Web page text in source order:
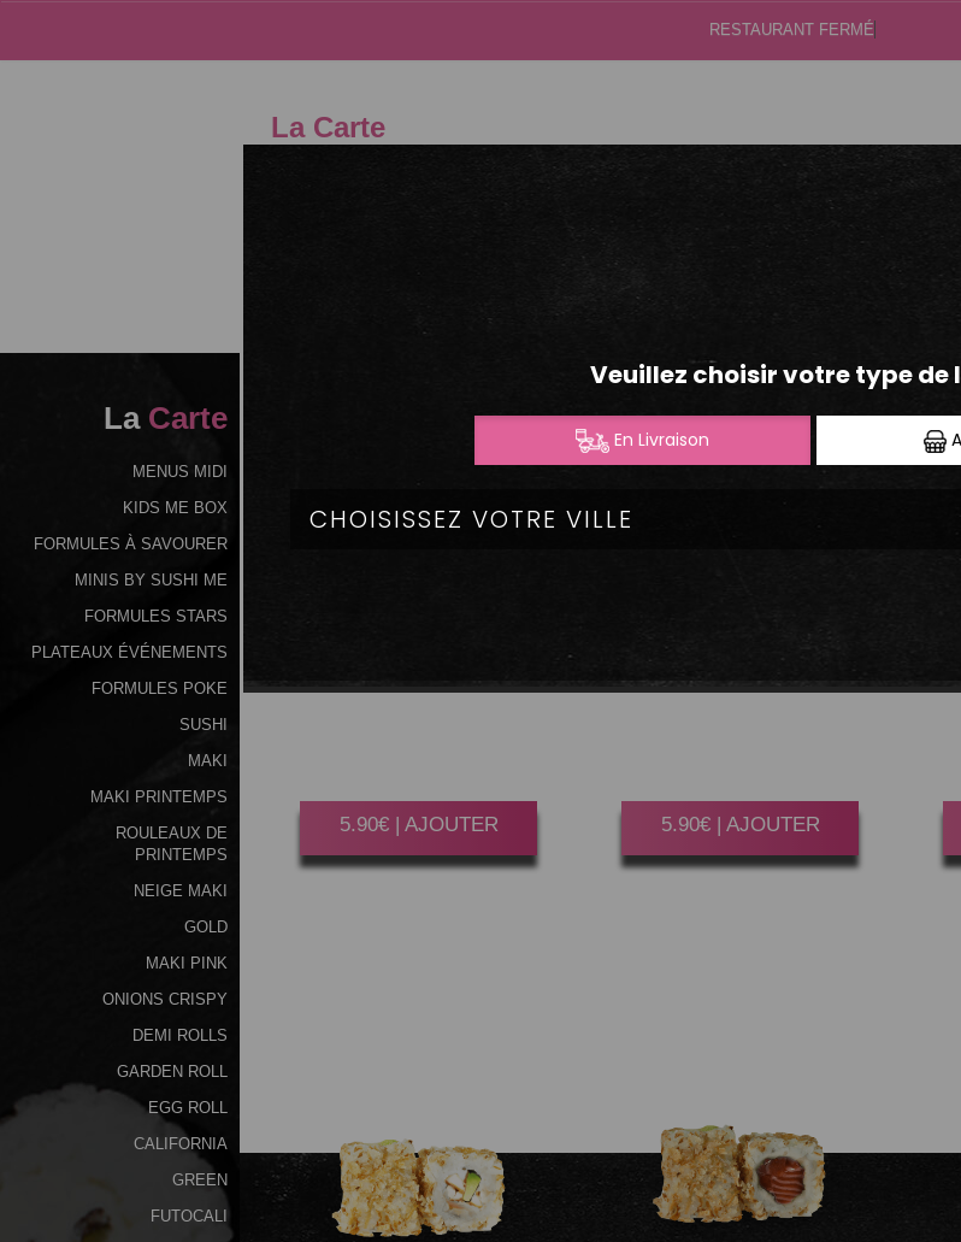
e
La Carte
La Carte
MENUS MIDI
KIDS ME BOX
FORMULES À SAVOURER
MINIS BY SUSHI ME
FORMULES STARS
PLATEAUX ÉVÉNEMENTS
FORMULES POKE
SUSHI
MAKI
MAKI PRINTEMPS
ROULEAUX DE
PRINTEMPS
NEIGE MAKI
GOLD
MAKI PINK
ONIONS CRISPY
DEMI ROLLS
GARDEN ROLL
EGG ROLL
CALIFORNIA
GREEN
FUTOCALI
ONIONS CRISPY
5.90€ | AJOUTER 5.90€ | AJOUTER